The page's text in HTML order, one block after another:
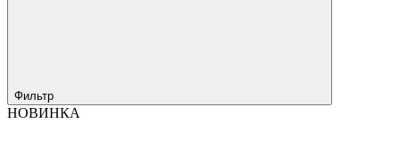
Фильтр
НОВИНКА